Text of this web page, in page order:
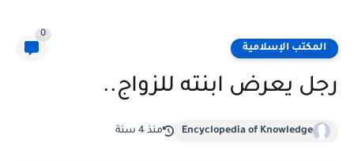
المكتب الإسلامية
0
رجل يعرض ابنته للزواج..
Encyclopedia of Knowledge منذ 4 سنة